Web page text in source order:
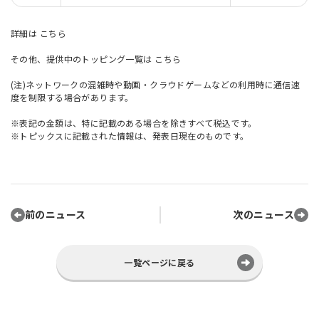
詳細は こちら
その他、提供中のトッピング一覧は こちら
(注)ネットワークの混雑時や動画・クラウドゲームなどの利用時に通信速
度を制限する場合があります。
※表記の金額は、特に記載のある場合を除きすべて税込です。
※トピックスに記載された情報は、発表日現在のものです。
前のニュース 次のニュース
一覧ページに戻る